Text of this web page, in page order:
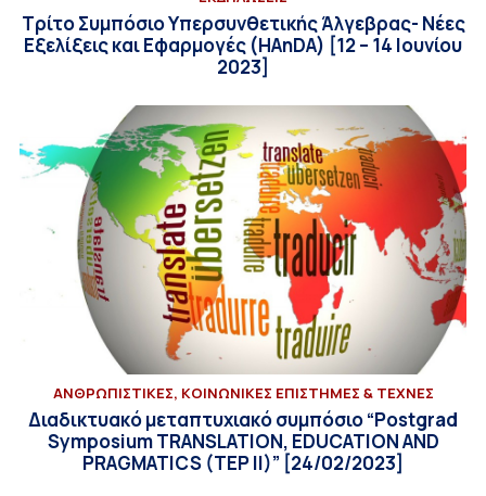
Τρίτο Συμπόσιο Υπερσυνθετικής Άλγεβρας- Νέες
Εξελίξεις και Εφαρμογές (HAnDA) [12 – 14 Ιουνίου
2023]
ΑΝΘΡΩΠΙΣΤΙΚΕΣ, ΚΟΙΝΩΝΙΚΕΣ ΕΠΙΣΤΗΜΕΣ & ΤΕΧΝΕΣ
Διαδικτυακό μεταπτυχιακό συμπόσιο “Postgrad
Symposium TRANSLATION, EDUCATION AND
PRAGMATICS (TEP II)” [24/02/2023]